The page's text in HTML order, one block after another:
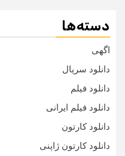
دسته‌ها
اگهی
دانلود سریال
دانلود فیلم
دانلود فیلم ایرانی
دانلود کارتون
دانلود کارتون ژاپنی